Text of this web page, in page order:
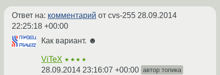
Ответ на: комментарий от cvs-255 28.09.2014
22:25:18 +00:00
Как вариант. ☻
ViTeX ★★★★
28.09.2014 23:16:07 +00:00 автор топика